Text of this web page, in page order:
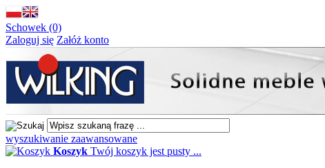
Schowek (0)
Zaloguj się Załóż konto
wyszukiwanie zaawansowane
Koszyk Twój koszyk jest pusty ...